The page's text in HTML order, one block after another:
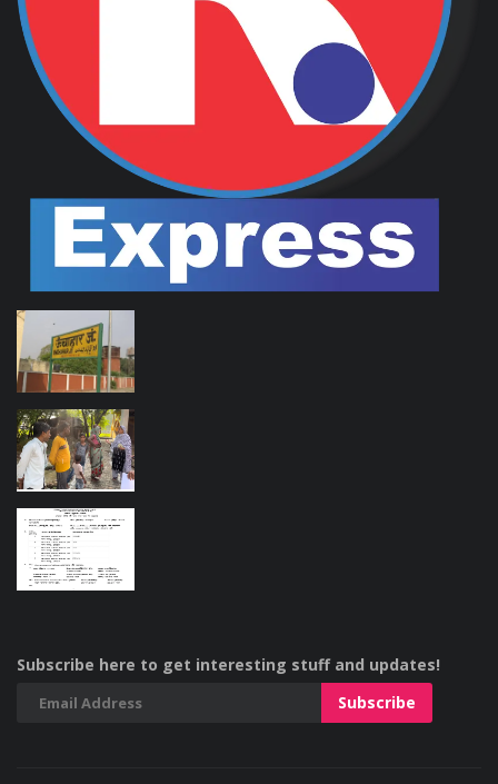
Subscribe here to get interesting stuff and updates!